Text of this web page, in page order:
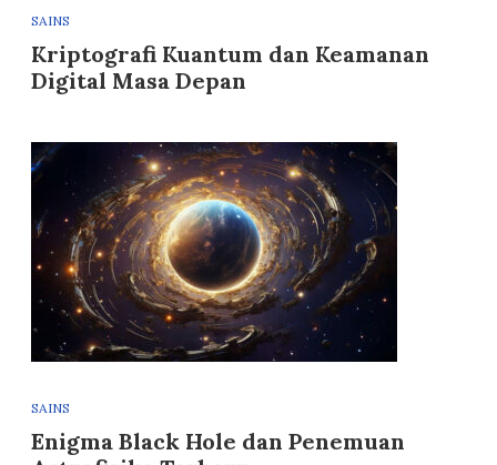
SAINS
Kriptografi Kuantum dan Keamanan
Digital Masa Depan
SAINS
Enigma Black Hole dan Penemuan